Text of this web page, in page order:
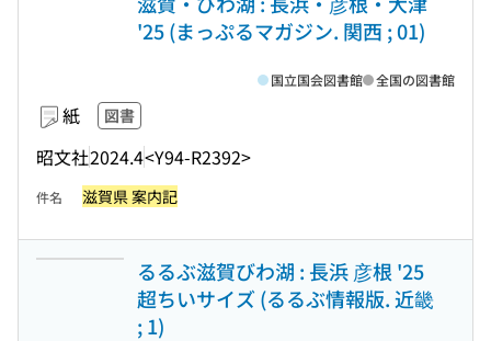
'25 (まっぷるマガジン. 関西 ; 01)
紙 図書
昭文社2024.4<Y94-R2392>
国立国会図書館 全国の図書館
件名 滋賀県 案内記
るるぶ滋賀びわ湖 : 長浜 彦根 '25
超ちいサイズ (るるぶ情報版. 近畿
; 1)